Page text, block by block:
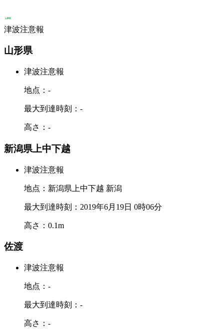
津波注意報
山形県
津波注意報
地点：-
最大到達時刻：-
高さ：-
新潟県上中下越
津波注意報
地点：新潟県上中下越 新潟
最大到達時刻：2019年6月19日 0時06分
高さ：0.1m
佐渡
津波注意報
地点：-
最大到達時刻：-
高さ：-